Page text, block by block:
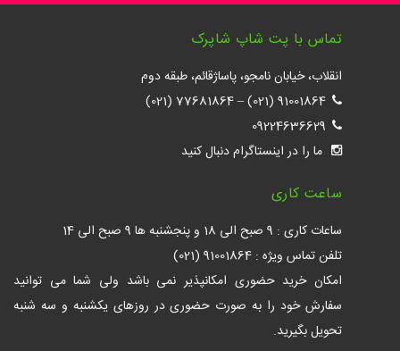
تماس با پت شاپ شاپرک
انقلاب، خیابان نامجو، پاساژقائم، طبقه دوم
91001864 (021)
–
77681864 (021)
09224636629
ما را در اینستاگرام دنبال کنید
ساعت کاری
ساعات کاری : 9 صبح الی 18 و پنجشنبه ها 9 صبح الی 14
تلفن تماس ویژه : 91001864 (021)
امکان خرید حضوری امکانپذیر نمی باشد ولی شما می توانید
سفارش خود را به صورت حضوری در روزهای یکشنبه و سه شنبه
تحویل بگیرید.